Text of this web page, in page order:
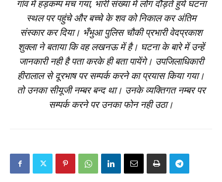
गांव में हड़कम्प मच गया, भारी संख्या में लोग दौड़ते हुये घटना
स्थल पर पहुंचे और बच्चे के शव को निकाल कर अंतिम
संस्कार कर दिया। भँभुआ पुलिस चौकी प्रभारी वेदप्रकाश
शुक्ला ने बताया कि वह लखनऊ में है। घटना के बारे में उन्हें
जानकारी नही है पता करके ही बता पायेंगे। उपजिलाधिकारी
हीरालाल से दूरभाष पर सम्पर्क करने का प्रयास किया गया।
तो उनका सीयूजी नम्बर बन्द था। उनके व्यक्तिगत नम्बर पर
सम्पर्क करने पर उनका फोन नही उठा।